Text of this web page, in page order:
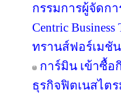
กรรมการผู้จัดก
Centric
ทรานส์ฟอร์เมชั
การ์มิน เข้าซื้อ
ธุรกิจฟิตเนสไต